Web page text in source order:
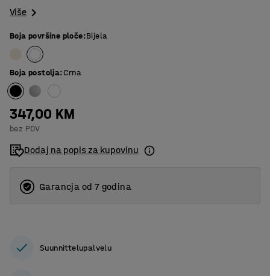
Više
Boja površine ploče:Bijela
Boja postolja:Crna
347,00 KM
bez PDV
Dodaj na popis za kupovinu
Garancja od 7 godina
Suunnittelupalvelu